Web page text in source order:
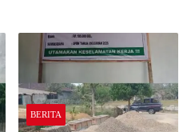
BERITA